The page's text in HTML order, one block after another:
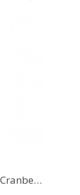
Chin Chin Fruit Tea Drink Cranberry & Grape 530 ml